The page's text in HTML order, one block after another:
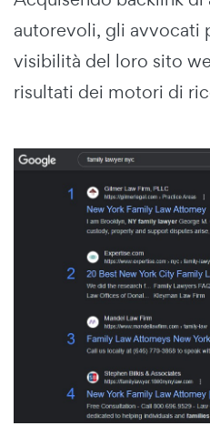
autorevoli, gli avvocati
visibilità del loro sito
risultati dei motori di